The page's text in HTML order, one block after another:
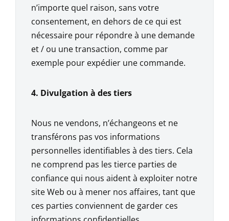
n’importe quel raison, sans votre
consentement, en dehors de ce qui est
nécessaire pour répondre à une demande
et / ou une transaction, comme par
exemple pour expédier une commande.
4. Divulgation à des tiers
Nous ne vendons, n’échangeons et ne
transférons pas vos informations
personnelles identifiables à des tiers. Cela
ne comprend pas les tierce parties de
confiance qui nous aident à exploiter notre
site Web ou à mener nos affaires, tant que
ces parties conviennent de garder ces